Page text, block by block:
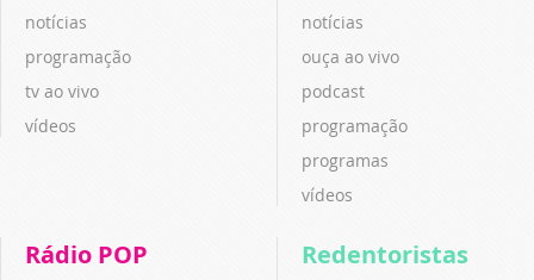
notícias
programação
tv ao vivo
vídeos
notícias
ouça ao vivo
podcast
programação
programas
vídeos
Rádio POP Redentoristas